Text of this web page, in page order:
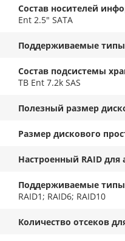
Состав носителей
Ent 2.5" SATA
Поддерживаемые типы
Состав подсистемы
TB Ent 7.2k SAS
Полезный размер
Размер дискового
Настроенный RAID для
Поддерживаемые типы
RAID1; RAID6; RAID10
Количество отсеков